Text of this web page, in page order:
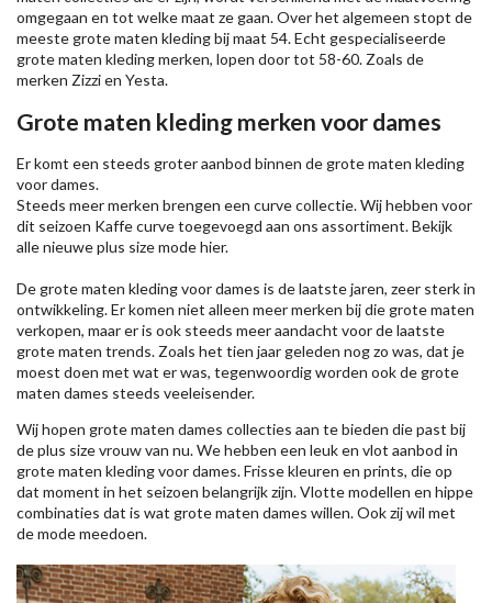
omgegaan en tot welke maat ze gaan. Over het algemeen stopt de
meeste grote maten kleding bij maat 54. Echt gespecialiseerde
grote maten kleding merken, lopen door tot 58-60. Zoals de
merken Zizzien Yesta.
Grote maten kleding merken voor dames
Er komt een steeds groter aanbod binnen de grote maten kleding
voor dames.
Steeds meer merken brengen een curve collectie. Wij hebben voor
dit seizoen Kaffecurve toegevoegd aan ons assortiment. Bekijk
alle nieuweplus size modehier.
De grote maten kleding voor dames is de laatste jaren, zeer sterk in
ontwikkeling. Er komen niet alleen meer merken bij die grote maten
verkopen, maar er is ook steeds meer aandacht voor de laatste
grote maten trends. Zoals het tien jaar geleden nog zo was, dat je
moest doen met wat er was, tegenwoordig worden ook de grote
maten dames steeds veeleisender.
Wij hopen grote maten dames collecties aan te bieden die past bij
de plus size vrouw van nu. We hebben een leuk en vlot aanbod in
grote maten kleding voor dames. Frisse kleuren en prints, die op
dat moment in het seizoen belangrijk zijn. Vlotte modellen en hippe
combinaties dat is wat grote maten dames willen. Ook zij wil met
de mode meedoen.